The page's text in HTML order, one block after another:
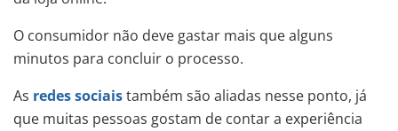
O consumidor não deve gastar mais que alguns
minutos para concluir o processo.
As redes sociaistambém são aliadas nesse ponto, já
que muitas pessoas gostam de contar a experiência